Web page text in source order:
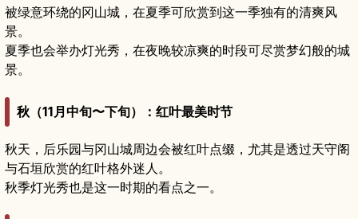
被绿意环绕的冈山城，在夏季可欣赏到这一季独有的清爽风
景。
夏季也会举办灯光秀，在夜晚较凉爽的时段可尽赏梦幻般的城
景。
秋（11月中旬〜下旬）：红叶最美时节
秋天，后乐园与冈山城周边会被红叶点缀，尤其是透过天守阁
与石垣欣赏的红叶格外迷人。
秋季灯光秀也是这一时期的看点之一。